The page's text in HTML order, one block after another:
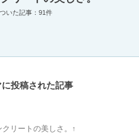
いた記事：91件
投稿された記事
リートの美しさ。↑